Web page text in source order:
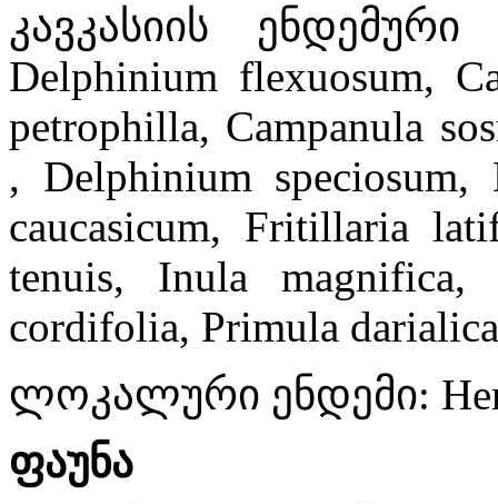
კავკასიის
Delphinium flexuosum,
petrophilla, Campanula
, Delphinium speciosum,
caucasicum, Fritillaria
tenuis, Inula magnifica,
cordifolia, Primula
ლოკალური ენდემი:
ფაუნა